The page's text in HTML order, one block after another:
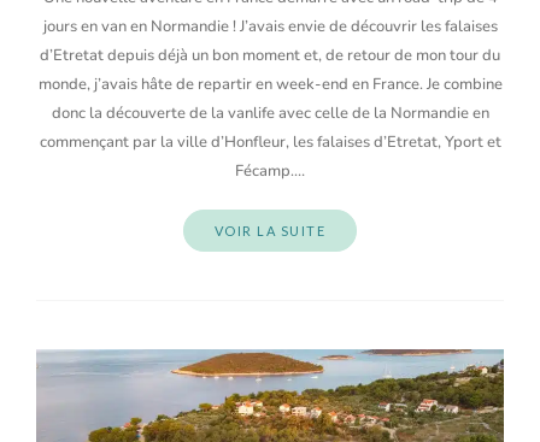
jours en van en Normandie ! J’avais envie de découvrir les falaises
d’Etretat depuis déjà un bon moment et, de retour de mon tour du
monde, j’avais hâte de repartir en week-end en France. Je combine
donc la découverte de la vanlife avec celle de la Normandie en
commençant par la ville d’Honfleur, les falaises d’Etretat, Yport et
Fécamp.…
VOIR LA SUITE